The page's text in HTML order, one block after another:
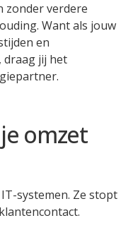
zonder verdere
Want als jouw
en
draag jij het
omzet
systemen. Ze stopt